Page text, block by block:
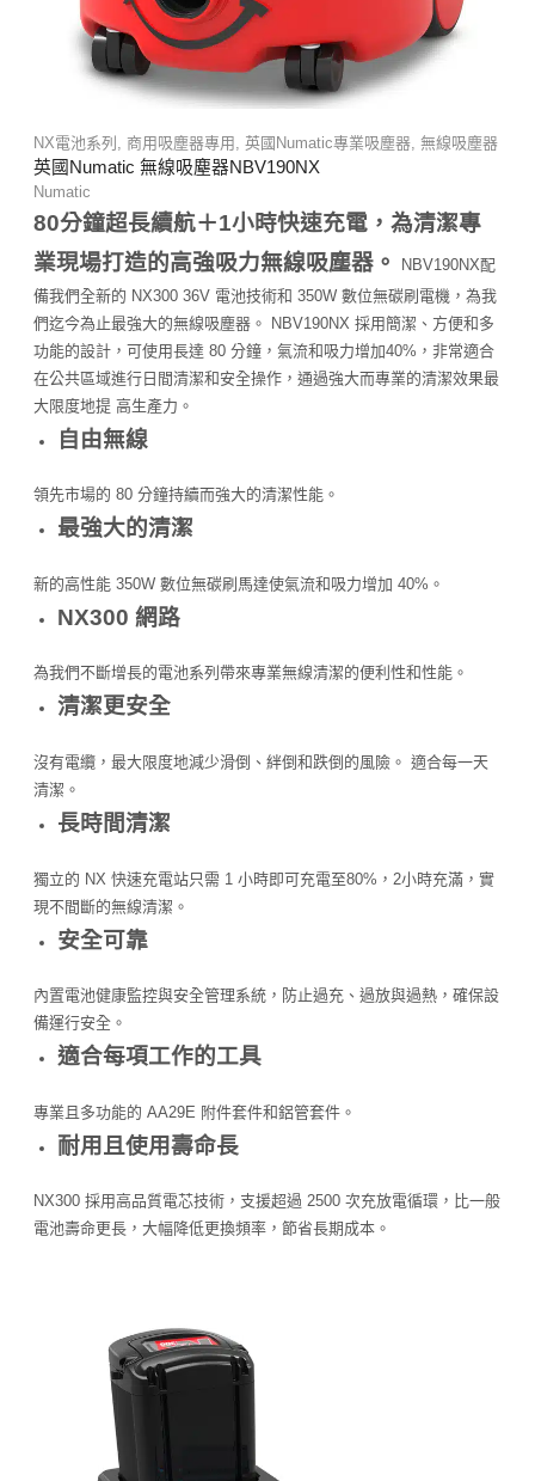
NX電池系列 商用吸塵器專用 英國Numatic專業吸塵器 無線吸塵器
英國Numatic 無線吸塵器NBV190NX
Numatic
80分鐘超長續航＋1小時快速充電，為清潔專
業現場打造的高強吸力無線吸塵器。
NBV190NX配
備我們全新的 NX300 36V 電池技術和 350W 數位無碳刷電機，為我
們迄今為止最強大的無線吸塵器。 NBV190NX 採用簡潔、方便和多
功能的設計，可使用長達 80 分鐘，氣流和吸力增加40%，非常適合
在公共區域進行日間清潔和安全操作，通過強大而專業的清潔效果最
大限度地提 高生產力。
自由無線
領先市場的 80 分鐘持續而強大的清潔性能。
最強大的清潔
新的高性能 350W 數位無碳刷馬達使氣流和吸力增加 40%。
NX300 網路
為我們不斷增長的電池系列帶來專業無線清潔的便利性和性能。
清潔更安全
沒有電纜，最大限度地減少滑倒、絆倒和跌倒的風險。 適合每一天
清潔。
長時間清潔
獨立的 NX 快速充電站只需 1 小時即可充電至80%，2小時充滿，實
現不間斷的無線清潔。
安全可靠
內置電池健康監控與安全管理系統，防止過充、過放與過熱，確保設
備運行安全。
適合每項工作的工具
專業且多功能的 AA29E 附件套件和鋁管套件。
耐用且使用壽命長
NX300 採用高品質電芯技術，支援超過 2500 次充放電循環，比一般
電池壽命更長，大幅降低更換頻率，節省長期成本。